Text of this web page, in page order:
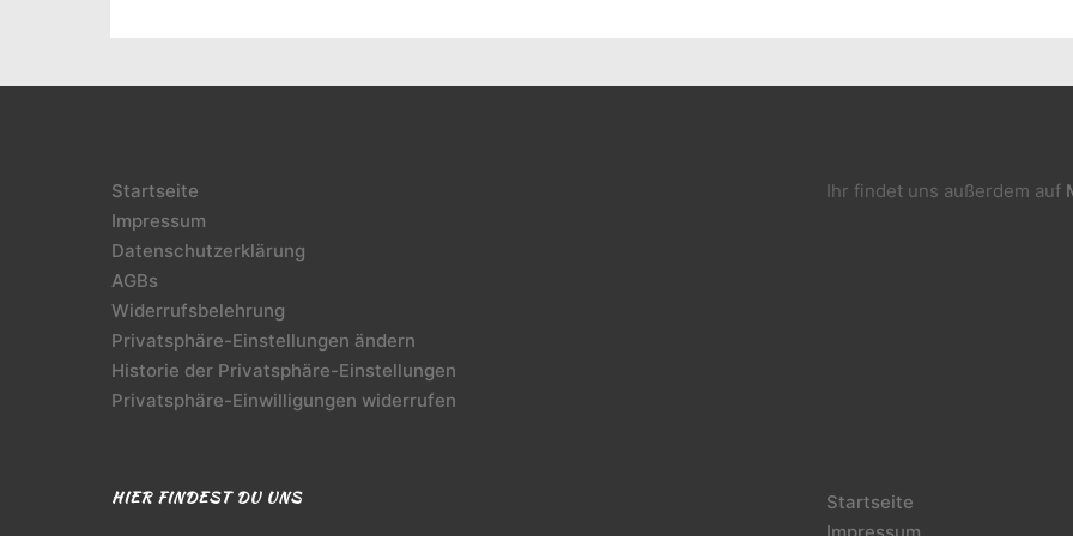
Startseite
Impressum
Datenschutzerklärung
AGBs
Widerrufsbelehrung
Privatsphäre-Einstellungen ändern
Historie der Privatsphäre-Einstellungen
Privatsphäre-Einwilligungen widerrufen
Ihr findet uns außerdem auf
HIER FINDEST DU UNS
Startseite